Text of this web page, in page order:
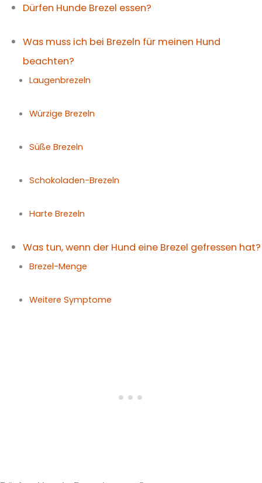
Dürfen Hunde Brezel essen?
Was muss ich bei Brezeln für meinen Hund
beachten?
Laugenbrezeln
Würzige Brezeln
Süße Brezeln
Schokoladen-Brezeln
Harte Brezeln
Was tun, wenn der Hund eine Brezel gefressen hat?
Brezel-Menge
Weitere Symptome